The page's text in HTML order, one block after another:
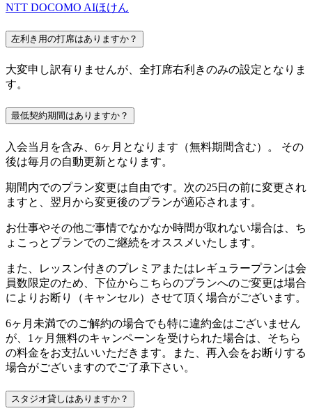
NTT DOCOMO AIほけん
左利き用の打席はありますか？
大変申し訳有りませんが、全打席右利きのみの設定となりま
す。
最低契約期間はありますか？
入会当月を含み、6ヶ月となります（無料期間含む）。 その
後は毎月の自動更新となります。
期間内でのプラン変更は自由です。次の25日の前に変更され
ますと、翌月から変更後のプランが適応されます。
お仕事やその他ご事情でなかなか時間が取れない場合は、ち
ょこっとプランでのご継続をオススメいたします。
また、レッスン付きのプレミアまたはレギュラープランは会
員数限定のため、下位からこちらのプランへのご変更は場合
によりお断り（キャンセル）させて頂く場合がございます。
6ヶ月未満でのご解約の場合でも特に違約金はございません
が、1ヶ月無料のキャンペーンを受けられた場合は、そちら
の料金をお支払いいただきます。また、再入会をお断りする
場合がございますのでご了承下さい。
スタジオ貸しはありますか？